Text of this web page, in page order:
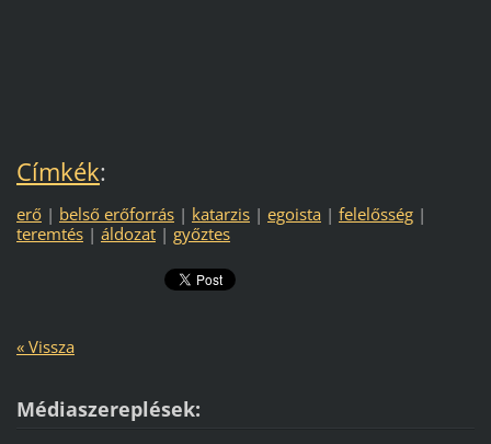
Címkék:
erő | belső erőforrás | katarzis | egoista | felelősség |
teremtés | áldozat | győztes
« Vissza
Médiaszereplések: